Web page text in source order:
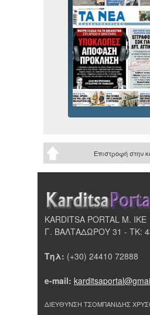
Επιστροφή στην
KARDITSA PORTAL Μ. ΙΚΕ
Γ. ΒΑΛΤΑΔΩΡΟΥ 31 - ΤΚ:
Τηλ: (+30) 24410 72888
e-mail:
ΔΙΕΥΘΥΝΣΗ ΤΣΟΜΠΑΝΙΔΗΣ